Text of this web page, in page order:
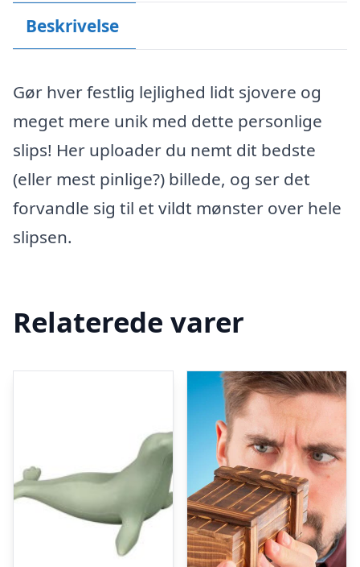
Beskrivelse
Gør hver festlig lejlighed lidt sjovere og
meget mere unik med dette personlige
slips! Her uploader du nemt dit bedste
(eller mest pinlige?) billede, og ser det
forvandle sig til et vildt mønster over hele
slipsen.
Relaterede varer